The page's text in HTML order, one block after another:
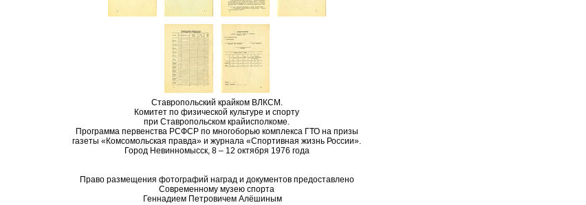
Ставропольский крайком ВЛКСМ.
Комитет по физической культуре и спорту
при Ставропольском крайисполкоме.
Программа первенства РСФСР по многоборью комплекса ГТО на призы
газеты «Комсомольская правда» и журнала «Спортивная жизнь России».
Город Невинномысск, 8 – 12 октября 1976 года
Право размещения фотографий наград и документов предоставлено
Современному музею спорта
Геннадием Петровичем Алёшиным